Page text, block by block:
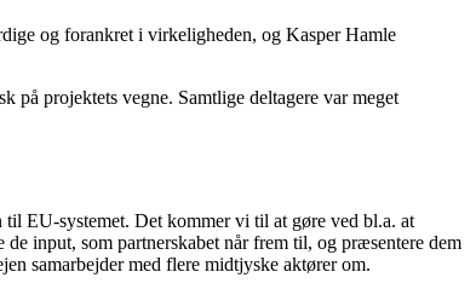
og forankret i virkeligheden, og Kasper Hamle
på projektets vegne. Samtlige deltagere var meget
EU-systemet. Det kommer vi til at gøre ved bl.a. at
input, som partnerskabet når frem til, og præsentere dem
samarbejder med flere midtjyske aktører om.